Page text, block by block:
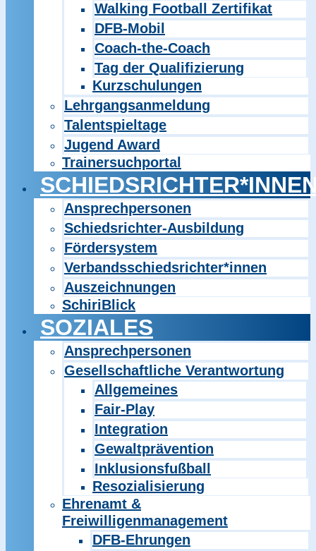
Walking Football Zertifikat
DFB-Mobil
Coach-the-Coach
Tag der Qualifizierung
Kurzschulungen
Lehrgangsanmeldung
Talentspieltage
Jugend Award
Trainersuchportal
Ansprechpersonen
Schiedsrichter-Ausbildung
Fördersystem
Verbandsschiedsrichter*innen
Auszeichnungen
SchiriBlick
SOZIALES
Ansprechpersonen
Gesellschaftliche Verantwortung
Allgemeines
Fair-Play
Integration
Gewaltprävention
Inklusionsfußball
Resozialisierung
Ehrenamt &
Freiwilligenmanagement
DFB-Ehrungen